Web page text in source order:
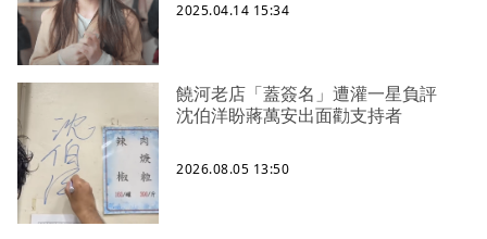
2025.04.14 15:34
饒河老店「蓋簽名」遭灌一星負評
沈伯洋盼蔣萬安出面勸支持者
2026.08.05 13:50